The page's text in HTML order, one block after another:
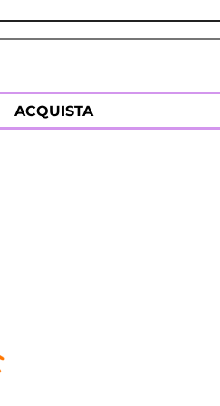
ACQUISTA